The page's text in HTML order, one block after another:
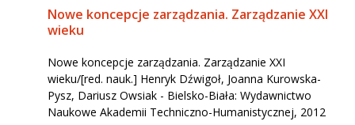
Nowe koncepcje zarządzania. Zarządzanie XXI
wieku
Nowe koncepcje zarządzania. Zarządzanie XXI
wieku/[red. nauk.] Henryk Dźwigoł, Joanna Kurowska-
Pysz, Dariusz Owsiak - Bielsko-Biała: Wydawnictwo
Naukowe Akademii Techniczno-Humanistycznej, 2012